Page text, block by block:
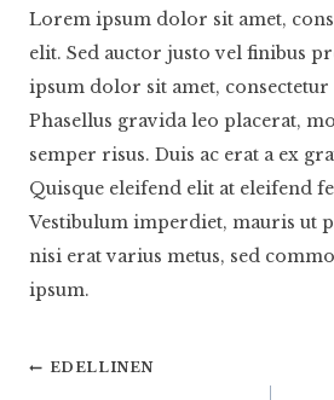
Lorem ipsum dolor sit amet,
elit. Sed auctor justo vel finibus
ipsum dolor sit amet,
Phasellus gravida leo placerat,
semper risus. Duis ac erat a ex
Quisque eleifend elit at eleifend
Vestibulum imperdiet, mauris ut
nisi erat varius metus, sed
ipsum.
Artikkelien
EDELLINEN